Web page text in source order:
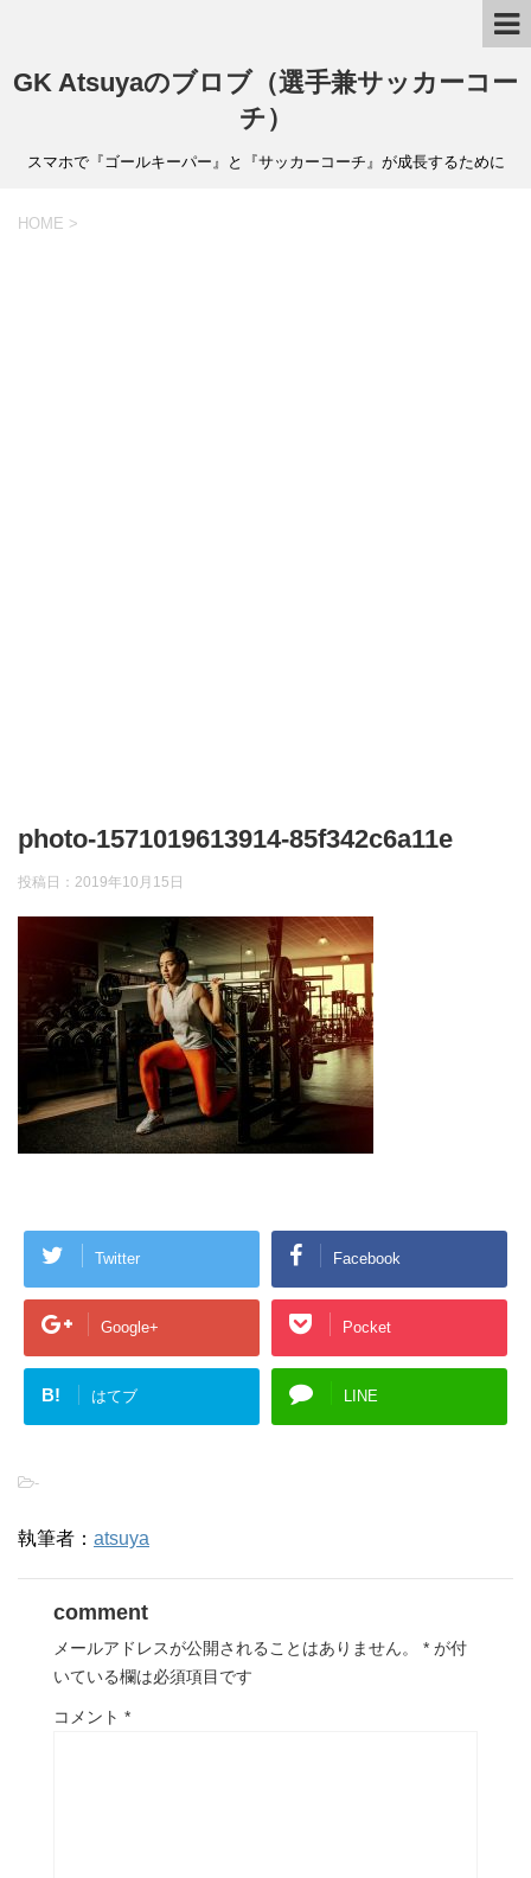
GK Atsuyaのブロブ（選手兼サッカーコー
チ）
スマホで『ゴールキーパー』と『サッカーコーチ』が成長するために
HOME >
photo-1571019613914-85f342c6a11e
投稿日： 2019年10月15日
Twitter Facebook
Google+ Pocket
B! はてブ LINE
-
執筆者： atsuya
comment
メールアドレスが公開されることはありません。 * が付
いている欄は必須項目です
コメント *